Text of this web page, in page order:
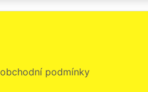
Milí, ochotní vstřícní. Super
milí a velmi ochotní. Skutečně mohu
Jejich přístup k práci předčil moje
se stěhovala s touto společností. Vždy
profesionály. Jednoznačně doporučuju.
podmínky